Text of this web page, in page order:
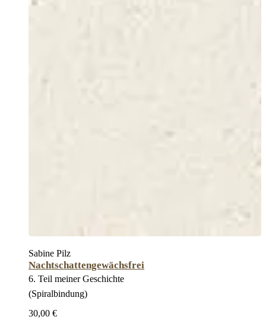
Sabine Pilz
Nachtschattengewächsfrei
6. Teil meiner Geschichte
(Spiralbindung)
30,00 €